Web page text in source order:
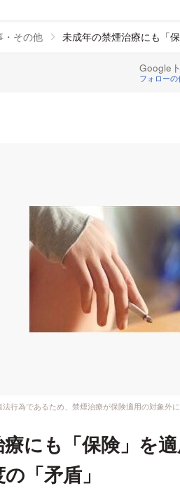
・その他 未成年の禁煙治療にも「
Google
フォロー
行為であるため、禁煙治療が保険適用の対象外に
にも「保険」を
「矛盾」